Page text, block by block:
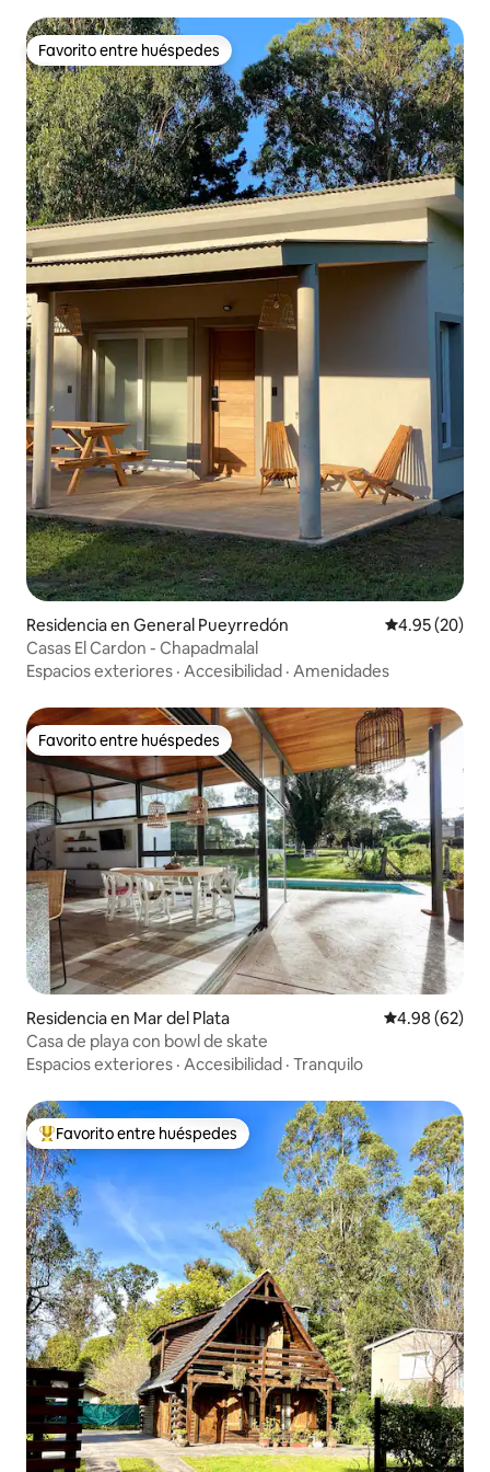
Favorito entre huéspedes
Favorito entre huéspedes
Residencia en General Pueyrredón Calificación
4.95 (20)
Casas El Cardon - Chapadmalal
Espacios exteriores · Accesibilidad · Amenidades
Favorito entre huéspedes
Favorito entre huéspedes
Residencia en Mar del Plata Calificación
4.98 (62)
Casa de playa con bowl de skate
Espacios exteriores · Accesibilidad · Tranquilo
De los mejores en Favorito entre huéspedes
Favorito entre huéspedes